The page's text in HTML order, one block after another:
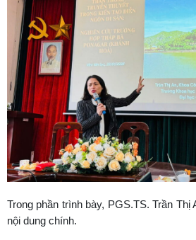
Trong phần trình bày, PGS.TS. Trần Thị
nội dung chính.